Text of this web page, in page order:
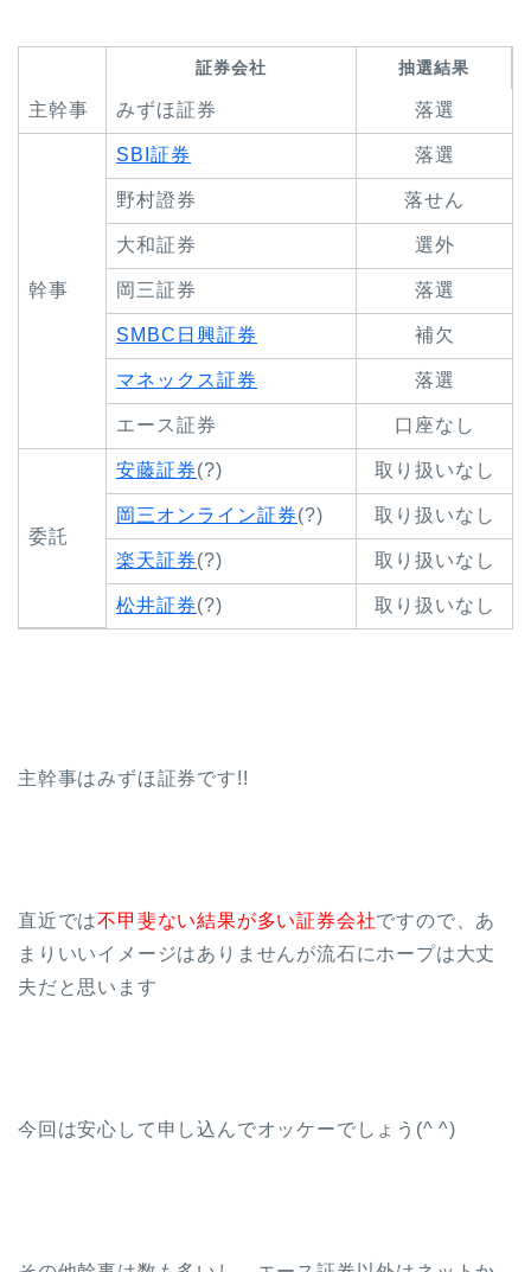
証券会社 抽選結果
主幹事 みずほ証券 落選
幹事
SBI証券 落選
野村證券 落せん
大和証券 選外
岡三証券 落選
SMBC日興証券 補欠
マネックス証券 落選
エース証券 口座なし
委託
安藤証券(?) 取り扱いなし
岡三オンライン証券(?) 取り扱いなし
楽天証券(?) 取り扱いなし
松井証券(?) 取り扱いなし
主幹事はみずほ証券です!!
直近では不甲斐ない結果が多い証券会社ですので、あ
まりいいイメージはありませんが流石にホープは大丈
夫だと思います
今回は安心して申し込んでオッケーでしょう(^ ^)